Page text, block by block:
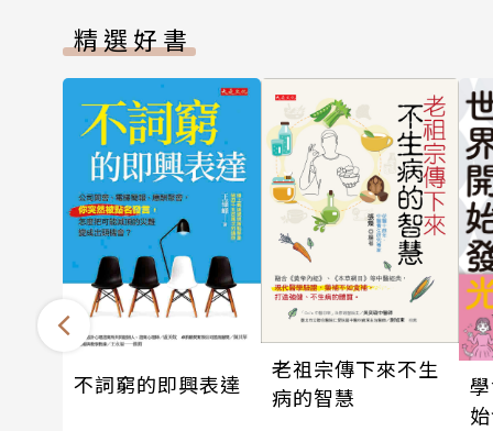
精選好書
不詞窮的即興表達
老祖宗傳下來不生
病的智慧